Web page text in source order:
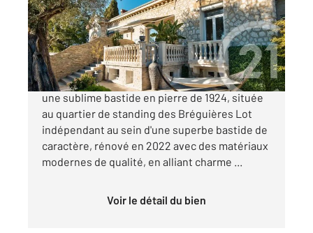
Maison à vendre
1 140 000 €
CAGNES-SUR-MER - LES BREGUIERES Dans
une sublime bastide en pierre de 1924, située
au quartier de standing des Bréguières Lot
indépendant au sein d'une superbe bastide de
caractère, rénové en 2022 avec des matériaux
modernes de qualité, en alliant charme ...
Voir le détail du bien